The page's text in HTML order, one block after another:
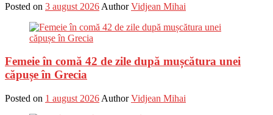
Posted on 3 august 2026 Author Vidjean Mihai
Femeie în comă 42 de zile după mușcătura unei
căpușe în Grecia
Posted on 1 august 2026 Author Vidjean Mihai